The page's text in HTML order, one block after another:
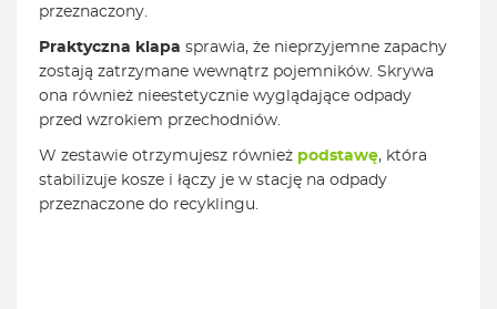
przeznaczony.
Praktyczna klapa sprawia, że nieprzyjemne zapachy
zostają zatrzymane wewnątrz pojemników. Skrywa
ona również nieestetycznie wyglądające odpady
przed wzrokiem przechodniów.
W zestawie otrzymujesz również podstawę, która
stabilizuje kosze i łączy je w stację na odpady
przeznaczone do recyklingu.